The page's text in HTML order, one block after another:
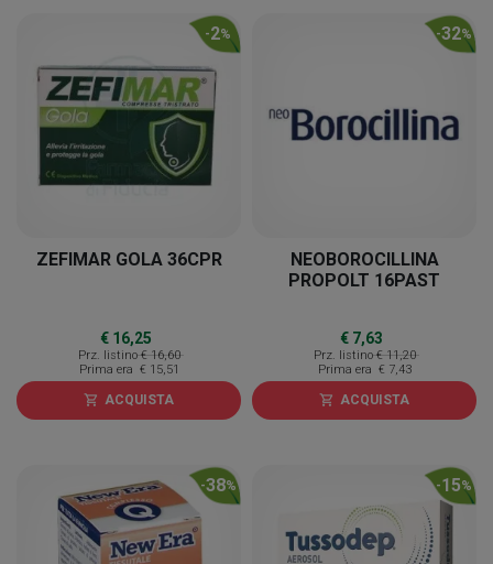
-2%
ZEFIMAR GOLA 36CPR
€ 16,25
Prz. listino € 16,60
Prima era € 15,51
shopping_cart ACQUISTA
-32%
NEOBOROCILLINA
PROPOLT 16PAST
€ 7,63
Prz. listino € 11,20
Prima era € 7,43
shopping_cart ACQUISTA
-38% -15%